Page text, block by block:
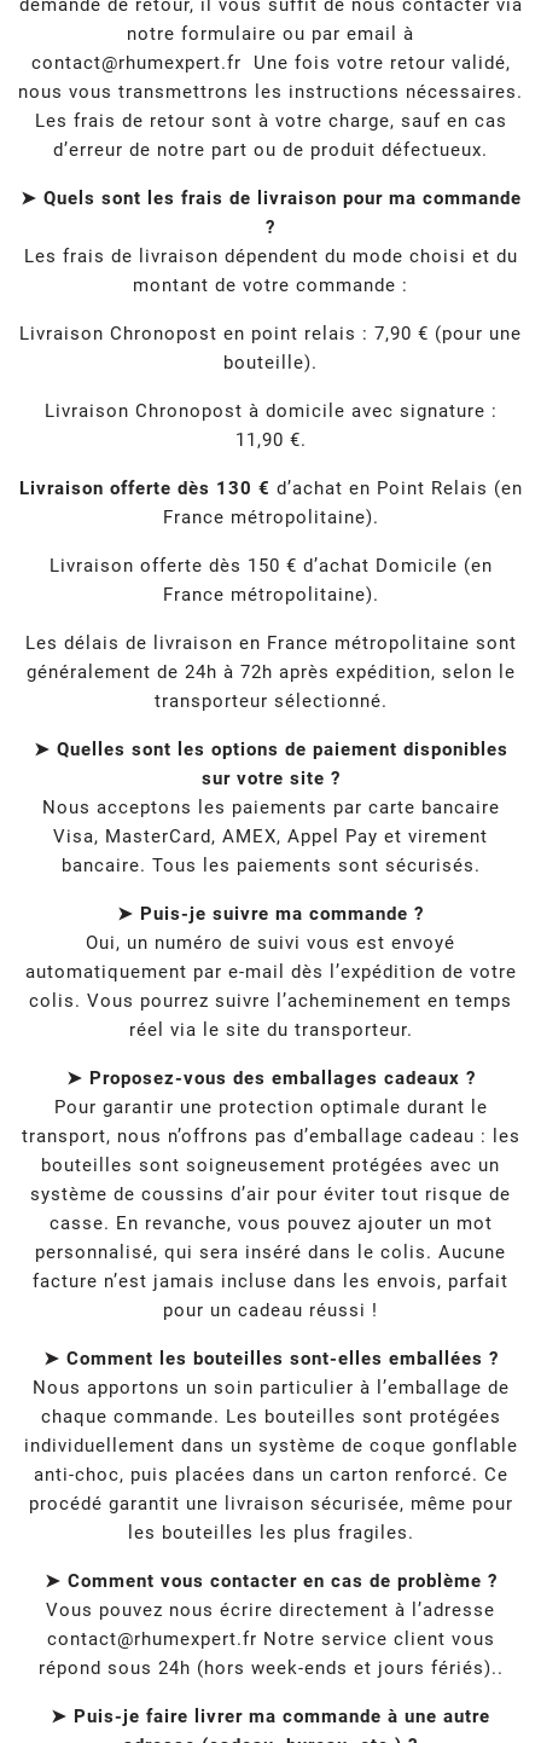
demande de retour, il vous suffit de nous contacter via
notre formulaire ou par email à
contact@rhumexpert.fr Une fois votre retour validé,
nous vous transmettrons les instructions nécessaires.
Les frais de retour sont à votre charge, sauf en cas
d’erreur de notre part ou de produit défectueux.
➤ Quels sont les frais de livraison pour ma commande
?
Les frais de livraison dépendent du mode choisi et du
montant de votre commande :
Livraison Chronopost en point relais : 7,90 € (pour une
bouteille).
Livraison Chronopost à domicile avec signature :
11,90 €.
Livraison offerte dès 130 € d’achat en Point Relais (en
France métropolitaine).
Livraison offerte dès 150 € d’achat Domicile (en
France métropolitaine).
Les délais de livraison en France métropolitaine sont
généralement de 24h à 72h après expédition, selon le
transporteur sélectionné.
➤ Quelles sont les options de paiement disponibles
sur votre site ?
Nous acceptons les paiements par carte bancaire
Visa, MasterCard, AMEX, Appel Pay et virement
bancaire. Tous les paiements sont sécurisés.
➤ Puis-je suivre ma commande ?
Oui, un numéro de suivi vous est envoyé
automatiquement par e-mail dès l’expédition de votre
colis. Vous pourrez suivre l’acheminement en temps
réel via le site du transporteur.
➤ Proposez-vous des emballages cadeaux ?
Pour garantir une protection optimale durant le
transport, nous n’offrons pas d’emballage cadeau : les
bouteilles sont soigneusement protégées avec un
système de coussins d’air pour éviter tout risque de
casse. En revanche, vous pouvez ajouter un mot
personnalisé, qui sera inséré dans le colis. Aucune
facture n’est jamais incluse dans les envois, parfait
pour un cadeau réussi !
➤ Comment les bouteilles sont-elles emballées ?
Nous apportons un soin particulier à l’emballage de
chaque commande. Les bouteilles sont protégées
individuellement dans un système de coque gonflable
anti-choc, puis placées dans un carton renforcé. Ce
procédé garantit une livraison sécurisée, même pour
les bouteilles les plus fragiles.
➤ Comment vous contacter en cas de problème ?
Vous pouvez nous écrire directement à l’adresse
contact@rhumexpert.fr Notre service client vous
répond sous 24h (hors week-ends et jours fériés)..
➤ Puis-je faire livrer ma commande à une autre